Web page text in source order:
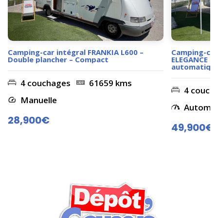
Camping-car intégral FRANKIA L600 –
Double plancher – Compact
4 couchages
61659 kms
Manuelle
28,900€
Camping-
ELEGANCE
4
49,900€